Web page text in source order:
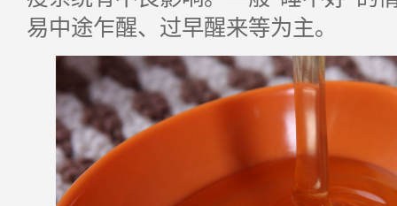
易中途乍醒、过早醒来等为主。